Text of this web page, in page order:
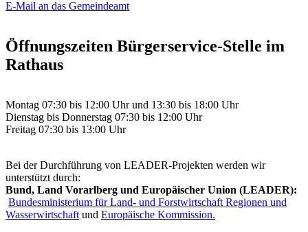
E-Mail an das Gemeindeamt
Öffnungszeiten Bürgerservice-Stelle im
Rathaus
Montag 07:30 bis 12:00 Uhr und 13:30 bis 18:00 Uhr
Dienstag bis Donnerstag 07:30 bis 12:00 Uhr
Freitag 07:30 bis 13:00 Uhr
Bei der Durchführung von LEADER-Projekten werden wir
unterstützt durch:
Bund, Land Vorarlberg und Europäischer Union (LEADER):
Bundesministerium für Land- und Forstwirtschaft Regionen und
Wasserwirtschaft und Europäische Kommission.